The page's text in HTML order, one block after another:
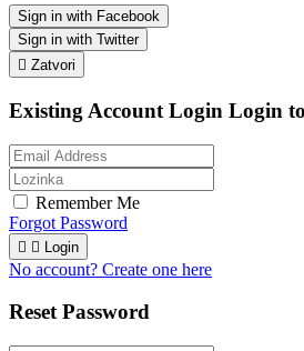
Sign in with Facebook
Sign in with Twitter
 Zatvori
Existing Account Login Login
Remember Me
Forgot Password
  Login
No account? Create one here
Reset Password